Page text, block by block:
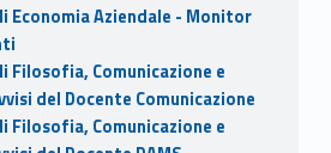
Economia Aziendale - Monitor
Filosofia, Comunicazione e
del Docente Comunicazione
Filosofia, Comunicazione e